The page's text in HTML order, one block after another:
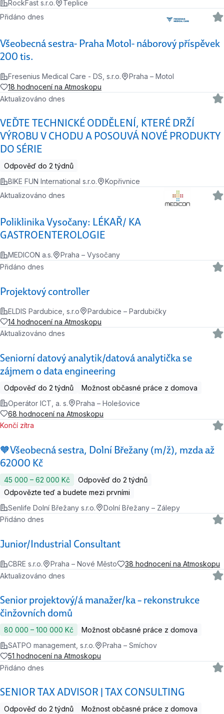
RockFast s.r.o. Teplice
Všeobecná sestra- Praha Motol- náborový příspěvek
200 tis.
Přidáno dnes
Fresenius Medical Care - DS, s.r.o.
Praha – Motol
18 hodnocení na Atmoskopu
VEĎTE TECHNICKÉ ODDĚLENÍ, KTERÉ DRŽÍ
VÝROBU V CHODU A POSOUVÁ NOVÉ PRODUKTY
DO SÉRIE
Aktualizováno dnes
Odpověď do 2 týdnů
BIKE FUN International s.r.o.
Kopřivnice
Poliklinika Vysočany: LÉKAŘ/ KA
GASTROENTEROLOGIE
Aktualizováno dnes
MEDICON a.s. Praha – Vysočany
Projektový controller
Přidáno dnes
ELDIS Pardubice, s.r.o
Pardubice – Pardubičky
14 hodnocení na Atmoskopu
Seniorní datový analytik/datová analytička se
zájmem o data engineering
Aktualizováno dnes
Odpověď do 2 týdnů
Možnost občasné práce z domova
Operátor ICT, a. s.
Praha – Holešovice
68 hodnocení na Atmoskopu
🧡Všeobecná sestra, Dolní Břežany (m/ž), mzda až
62000 Kč
Končí zítra
45 000 ‍–‍ 62 000 Kč
Odpověď do 2 týdnů
Odpovězte teď a budete mezi prvními
Senlife Dolní Břežany s.r.o.
Dolní Břežany – Zálepy
Junior/Industrial Consultant
Přidáno dnes
CBRE s.r.o. Praha – Nové Město 38 hodnocení na Atmoskopu
Senior projektový/á manažer/ka – rekonstrukce
činžovních domů
Aktualizováno dnes
80 000 ‍–‍ 100 000 Kč
Možnost občasné práce z domova
SATPO management, s.r.o.
Praha – Smíchov
51 hodnocení na Atmoskopu
SENIOR TAX ADVISOR | TAX CONSULTING
Přidáno dnes
Odpověď do 2 týdnů
Možnost občasné práce z domova